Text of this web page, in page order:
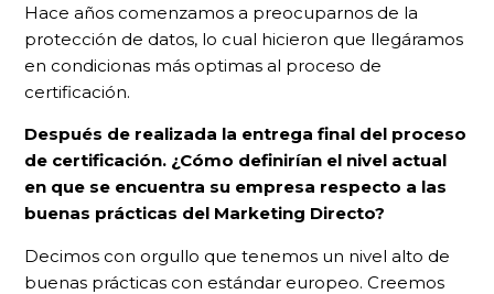
Hace años comenzamos a preocuparnos de la
protección de datos, lo cual hicieron que llegáramos
en condicionas más optimas al proceso de
certificación.
Después de realizada la entrega final del proceso
de certificación. ¿Cómo definirían el nivel actual
en que se encuentra su empresa respecto a las
buenas prácticas del Marketing Directo?
Decimos con orgullo que tenemos un nivel alto de
buenas prácticas con estándar europeo. Creemos